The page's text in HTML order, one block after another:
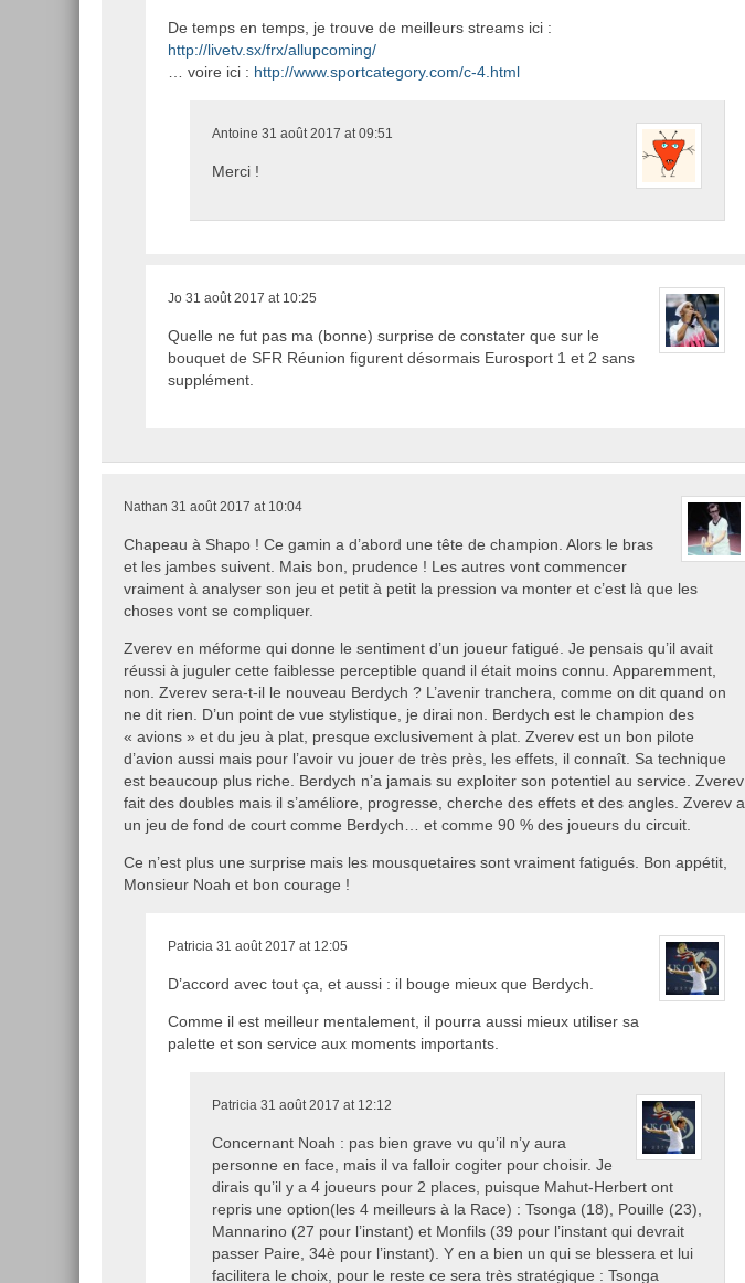
De temps en temps, je trouve de meilleurs streams ici :
http://livetv.sx/frx/allupcoming/
… voire ici : http://www.sportcategory.com/c-4.html
Antoine 31 août 2017 at 09:51
Merci !
Jo 31 août 2017 at 10:25
Quelle ne fut pas ma (bonne) surprise de constater que sur le
bouquet de SFR Réunion figurent désormais Eurosport 1 et 2 sans
supplément.
Nathan 31 août 2017 at 10:04
Chapeau à Shapo ! Ce gamin a d’abord une tête de champion. Alors le bras
et les jambes suivent. Mais bon, prudence ! Les autres vont commencer
vraiment à analyser son jeu et petit à petit la pression va monter et c’est là que les
choses vont se compliquer.
Zverev en méforme qui donne le sentiment d’un joueur fatigué. Je pensais qu’il avait
réussi à juguler cette faiblesse perceptible quand il était moins connu. Apparemment,
non. Zverev sera-t-il le nouveau Berdych ? L’avenir tranchera, comme on dit quand on
ne dit rien. D’un point de vue stylistique, je dirai non. Berdych est le champion des
« avions » et du jeu à plat, presque exclusivement à plat. Zverev est un bon pilote
d’avion aussi mais pour l’avoir vu jouer de très près, les effets, il connaît. Sa technique
est beaucoup plus riche. Berdych n’a jamais su exploiter son potentiel au service. Zverev
fait des doubles mais il s’améliore, progresse, cherche des effets et des angles. Zverev a
un jeu de fond de court comme Berdych… et comme 90 % des joueurs du circuit.
Ce n’est plus une surprise mais les mousquetaires sont vraiment fatigués. Bon appétit,
Monsieur Noah et bon courage !
Patricia 31 août 2017 at 12:05
D’accord avec tout ça, et aussi : il bouge mieux que Berdych.
Comme il est meilleur mentalement, il pourra aussi mieux utiliser sa
palette et son service aux moments importants.
Patricia 31 août 2017 at 12:12
Concernant Noah : pas bien grave vu qu’il n’y aura
personne en face, mais il va falloir cogiter pour choisir. Je
dirais qu’il y a 4 joueurs pour 2 places, puisque Mahut-Herbert ont
repris une option(les 4 meilleurs à la Race) : Tsonga (18), Pouille (23),
Mannarino (27 pour l’instant) et Monfils (39 pour l’instant qui devrait
passer Paire, 34è pour l’instant). Y en a bien un qui se blessera et lui
facilitera le choix, pour le reste ce sera très stratégique : Tsonga